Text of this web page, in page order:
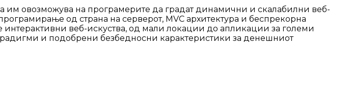
им овозможува на програмерите да градат динамични и скалабилни веб-
од страна на серверот, MVC архитектура и беспрекорна
интерактивни веб-искуства, од мали локации до апликации за големи
и подобрени безбедносни карактеристики за денешниот